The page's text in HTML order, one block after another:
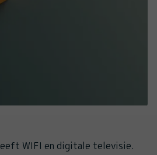
WIFI en digitale televisie.